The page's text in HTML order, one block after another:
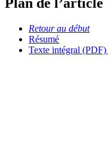
Retour au début
Résumé
Texte intégral (PDF)